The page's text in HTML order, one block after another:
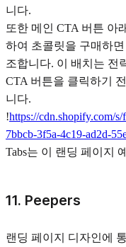
니다.
또한 메인 CTA 버튼 아
하여 초콜릿을 구매하
조합니다. 이 배치는 전
CTA 버튼을 클릭하기
니다.
!https://cdn.shopify.com/
7bbcb-3f5a-4c19-ad2d-
Tabs는 이 랜딩 페이지
11. Peepers
랜딩 페이지 디자인에